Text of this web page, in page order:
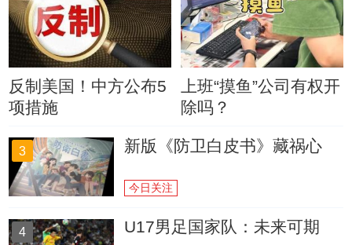
反制美国！中方公布5
项措施
上班“摸鱼”公司有权开
除吗？
3 新版《防卫白皮书》藏祸心
今日关注
4 U17男足国家队：未来可期